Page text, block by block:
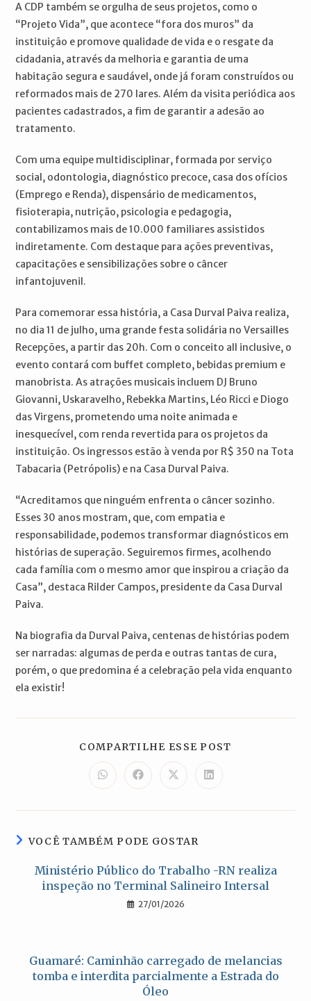
A CDP também se orgulha de seus projetos, como o
“Projeto Vida”, que acontece “fora dos muros” da
instituição e promove qualidade de vida e o resgate da
cidadania, através da melhoria e garantia de uma
habitação segura e saudável, onde já foram construídos ou
reformados mais de 270 lares. Além da visita periódica aos
pacientes cadastrados, a fim de garantir a adesão ao
tratamento.
Com uma equipe multidisciplinar, formada por serviço
social, odontologia, diagnóstico precoce, casa dos ofícios
(Emprego e Renda), dispensário de medicamentos,
fisioterapia, nutrição, psicologia e pedagogia,
contabilizamos mais de 10.000 familiares assistidos
indiretamente. Com destaque para ações preventivas,
capacitações e sensibilizações sobre o câncer
infantojuvenil.
Para comemorar essa história, a Casa Durval Paiva realiza,
no dia 11 de julho, uma grande festa solidária no Versailles
Recepções, a partir das 20h. Com o conceito all inclusive, o
evento contará com buffet completo, bebidas premium e
manobrista. As atrações musicais incluem DJ Bruno
Giovanni, Uskaravelho, Rebekka Martins, Léo Ricci e Diogo
das Virgens, prometendo uma noite animada e
inesquecível, com renda revertida para os projetos da
instituição. Os ingressos estão à venda por R$ 350 na Tota
Tabacaria (Petrópolis) e na Casa Durval Paiva.
“Acreditamos que ninguém enfrenta o câncer sozinho.
Esses 30 anos mostram, que, com empatia e
responsabilidade, podemos transformar diagnósticos em
histórias de superação. Seguiremos firmes, acolhendo
cada família com o mesmo amor que inspirou a criação da
Casa”, destaca Rilder Campos, presidente da Casa Durval
Paiva.
Na biografia da Durval Paiva, centenas de histórias podem
ser narradas: algumas de perda e outras tantas de cura,
porém, o que predomina é a celebração pela vida enquanto
ela existir!
COMPARTILHE ESSE POST
Abre
em
nova
Abre
em
nova
Abre
em
nova
Abre
em
nova
VOCÊ TAMBÉM PODE GOSTAR
Ministério Público do Trabalho -RN realiza
inspeção no Terminal Salineiro Intersal
27/01/2026
Guamaré: Caminhão carregado de melancias
tomba e interdita parcialmente a Estrada do
Óleo